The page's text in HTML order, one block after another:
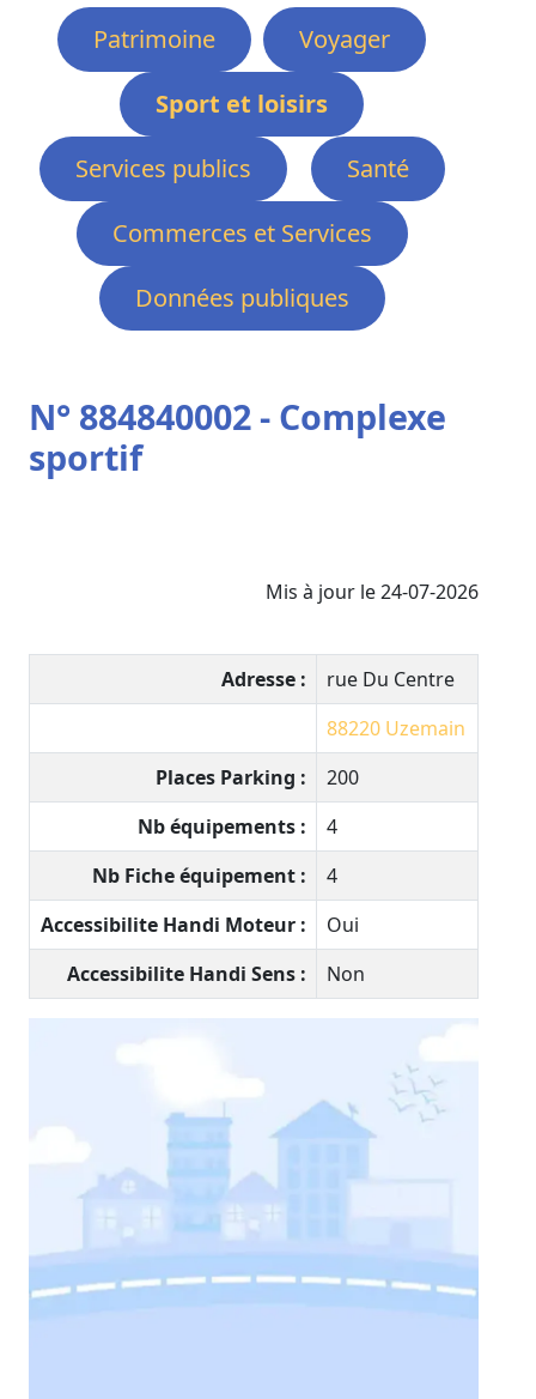
Patrimoine
Voyager
Sport et loisirs
Services publics
Santé
Commerces et Services
Données publiques
N° 884840002 - Complexe
sportif
Mis à jour le 24-07-2026
Adresse :
rue Du Centre
88220 Uzemain
Places Parking :
200
Nb équipements :
4
Nb Fiche équipement :
4
Accessibilite Handi Moteur :
Oui
Accessibilite Handi Sens :
Non